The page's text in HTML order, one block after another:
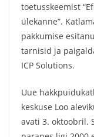
toetusskeemist
ülekanne”.
pakkumise
tarnisid ja
ICP Solutions.
Uue
keskuse Loo
avati 3. oktoobril.